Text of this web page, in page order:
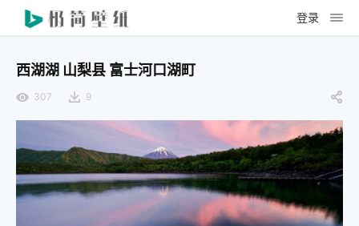
登录
西湖湖 山梨县 富士河口湖町
307 9